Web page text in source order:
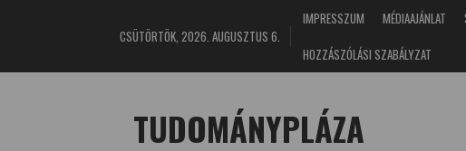
CSÜTÖRTÖK, 2026. AUGUSZTUS 6.
IMPRESSZUM MÉDIAAJÁNLAT
HOZZÁSZÓLÁSI SZABÁLYZAT
TUDOMÁNYPLÁZA